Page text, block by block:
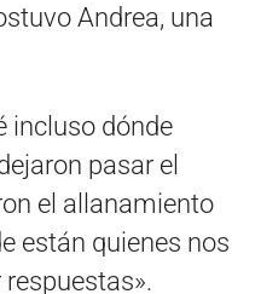
Andrea, una
incluso dónde
pasar el
el allanamiento
están quienes nos